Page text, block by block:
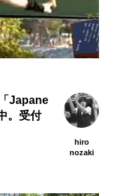
Japane
。受付
hiro
nozaki